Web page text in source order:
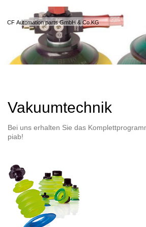
CF Automation parts GmbH & Co.KG
Vakuumtechnik
Bei uns erhalten Sie das
piab!